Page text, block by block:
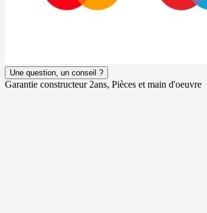
Une question, un conseil ?
Garantie constructeur 2ans, Pièces et main d'oeuvre